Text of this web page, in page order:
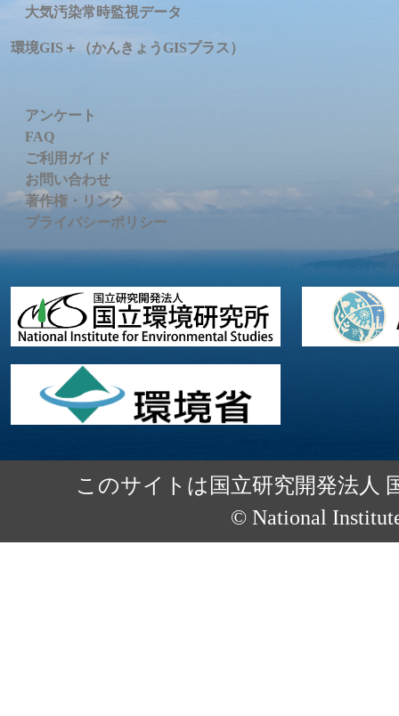
大気汚染常時監視データ
環境GIS＋（かんきょうGISプラス）
アンケート
FAQ
ご利用ガイド
お問い合わせ
著作権・リンク
プライバシーポリシー
このサイトは国立研究開発法人
© National